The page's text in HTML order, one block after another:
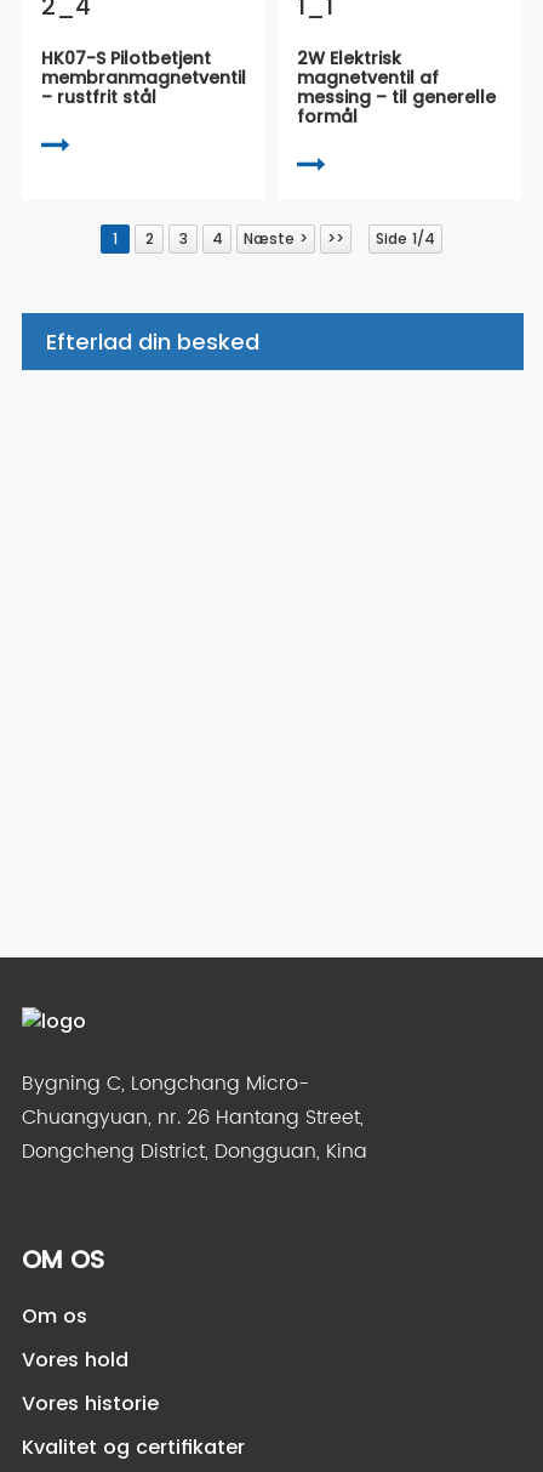
HK07-S Pilotbetjent
membranmagnetventil
– rustfrit stål
2W Elektrisk
magnetventil af
messing – til generelle
formål
1 2 3 4 Næste > >> Side 1/4
Efterlad din besked
Bygning C, Longchang Micro-
Chuangyuan, nr. 26 Hantang Street,
Dongcheng District, Dongguan, Kina
OM OS
Om os
Vores hold
Vores historie
Kvalitet og certifikater